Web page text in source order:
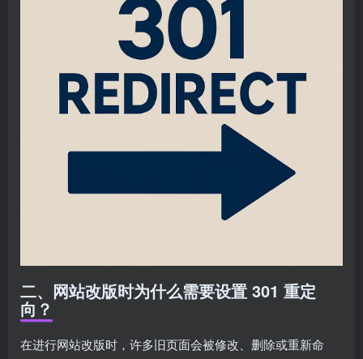
二、网站改版时为什么需要设置 301 重定
向？
在进行网站改版时，许多旧页面会被修改、删除或重新命